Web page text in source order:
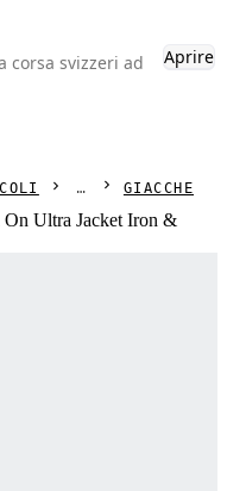
corsa svizzeri ad Aprire
GIACCHE
On Ultra Jacket Iron &